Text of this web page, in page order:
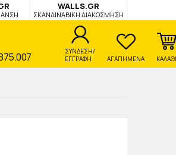
WALLS.GR
ΣΚΑΝΔΙΝΑΒΙΚΗ ΔΙΑΚΟΣΜΗΣΗ
ΣΥΝΔΕΣΗ/
ΕΓΓΡΑΦΗ
ΑΓΑΠΗΜΕΝΑ